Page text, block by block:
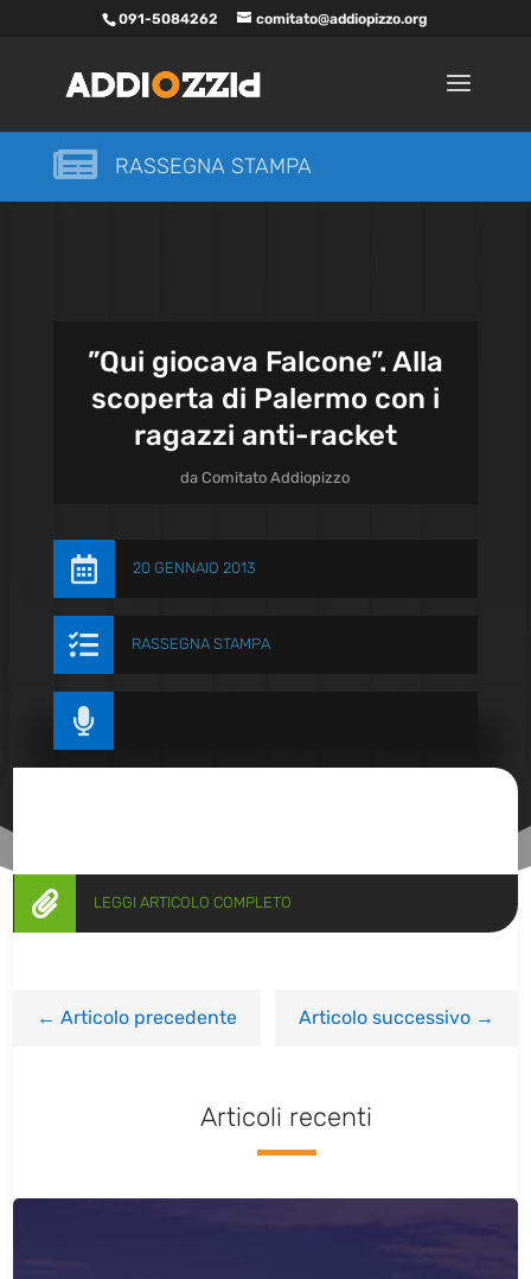
091-5084262 comitato@addiopizzo.org
 RASSEGNA STAMPA
”Qui giocava Falcone”. Alla
scoperta di Palermo con i
ragazzi anti-racket
daComitato Addiopizzo
 20 GENNAIO 2013
 RASSEGNA STAMPA

 LEGGI ARTICOLO COMPLETO
←Articolo precedente Articolo successivo→
Articoli recenti